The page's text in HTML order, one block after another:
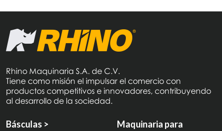
Rhino Maquinaria S.A. de C.V.
Tiene como misión el impulsar el comercio con
productos competitivos e innovadores, contribuyendo
al desarrollo de la sociedad.
Básculas >
Maquinaria para